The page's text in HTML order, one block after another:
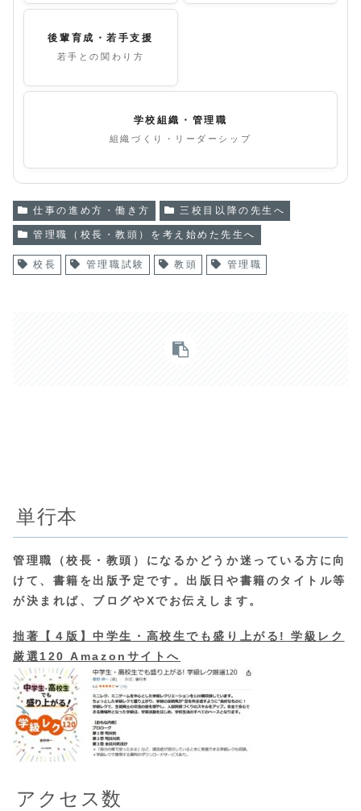
後輩育成・若手支援
若手との関わり方
学校組織・管理職
組織づくり・リーダーシップ
仕事の進め方・働き方 三校目以降の先生へ
管理職（校長・教頭）を考え始めた先生へ
校長 管理職試験 教頭 管理職
単行本
管理職（校長・教頭）になるかどうか迷っている方に向
けて、書籍を出版予定です。出版日や書籍のタイトル等
が決まれば、ブログやXでお伝えします。
拙著【４版】中学生・高校生でも盛り上がる! 学級レク
厳選120 Amazonサイトへ
アクセス数